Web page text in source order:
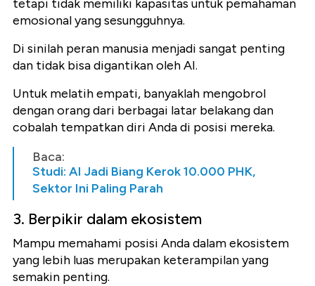
tetapi tidak memiliki kapasitas untuk pemahaman
emosional yang sesungguhnya.
Di sinilah peran manusia menjadi sangat penting
dan tidak bisa digantikan oleh AI.
Untuk melatih empati, banyaklah mengobrol
dengan orang dari berbagai latar belakang dan
cobalah tempatkan diri Anda di posisi mereka.
Baca:
Studi: AI Jadi Biang Kerok 10.000 PHK,
Sektor Ini Paling Parah
3. Berpikir dalam ekosistem
Mampu memahami posisi Anda dalam ekosistem
yang lebih luas merupakan keterampilan yang
semakin penting.